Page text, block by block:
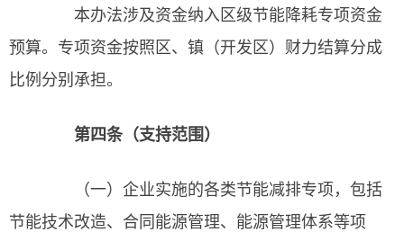
本办法涉及资金纳入区级节能降耗专项资金
预算。专项资金按照区、镇（开发区）财力结算分成
比例分别承担。
第四条（支持范围）
（一）企业实施的各类节能减排专项，包括
节能技术改造、合同能源管理、能源管理体系等项